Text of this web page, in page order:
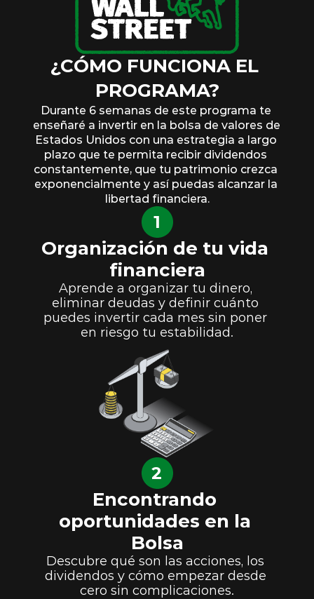
¿CÓMO FUNCIONA EL
PROGRAMA?
Durante 6 semanas de este programa te
enseñaré a invertir en la bolsa de valores de
Estados Unidos con una estrategia a largo
plazo que te permita recibir dividendos
constantemente, que tu patrimonio crezca
exponencialmente y así puedas alcanzar la
libertad financiera.
1
Organización de tu vida
financiera
Aprende a organizar tu dinero,
eliminar deudas y definir cuánto
puedes invertir cada mes sin poner
en riesgo tu estabilidad.
2
Encontrando
oportunidades en la
Bolsa
Descubre qué son las acciones, los
dividendos y cómo empezar desde
cero sin complicaciones.